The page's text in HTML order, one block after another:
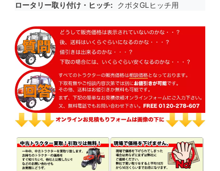
ロータリー取り付け・ヒッチ クボタGLヒッチ用